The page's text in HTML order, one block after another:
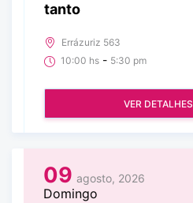
tanto
Errázuriz 563
10:00 hs - 5:30 pm
VER DETALHES
09 agosto, 2026
Domingo